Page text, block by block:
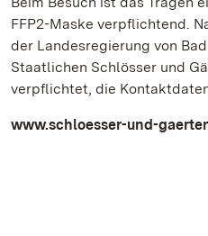
FFP2-Maske verpflichtend.
der Landesregierung von
Staatlichen Schlösser und
verpflichtet, die
www.schloesser-und-